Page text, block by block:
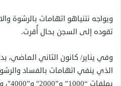
ويواجه نتنياهو اتهامات بالرشوة
تقوده إلى السجن بحال أُقرت.
وفي يناير/ كانون الثاني الماضي،
الذي ينفي اتهامات بالفساد